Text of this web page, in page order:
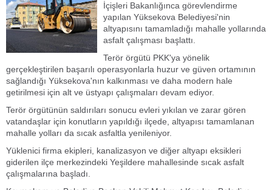
İçişleri Bakanlığınca görevlendirme
yapılan Yüksekova Belediyesi'nin
altyapısını tamamladığı mahalle yollarında
asfalt çalışması başlattı.
Terör örgütü PKK'ya yönelik
gerçekleştirilen başarılı operasyonlarla huzur ve güven ortamının
sağlandığı Yüksekova'nın kalkınması ve daha modern hale
getirilmesi için alt ve üstyapı çalışmaları devam ediyor.
Terör örgütünün saldırıları sonucu evleri yıkılan ve zarar gören
vatandaşlar için konutların yapıldığı ilçede, altyapısı tamamlanan
mahalle yolları da sıcak asfaltla yenileniyor.
Yüklenici firma ekipleri, kanalizasyon ve diğer altyapı eksikleri
giderilen ilçe merkezindeki Yeşildere mahallesinde sıcak asfalt
çalışmalarına başladı.